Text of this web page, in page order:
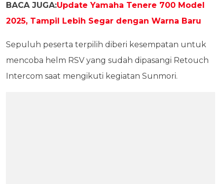
BACA JUGA:Update Yamaha Tenere 700 Model
2025, Tampil Lebih Segar dengan Warna Baru
Sepuluh peserta terpilih diberi kesempatan untuk
mencoba helm RSV yang sudah dipasangi Retouch
Intercom saat mengikuti kegiatan Sunmori.